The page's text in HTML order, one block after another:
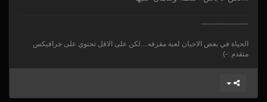
--------------------
الحياة في بعض الاحيان لعبة مقرفه....لكن على الاقل تحتوي على جرافيكس
متقدم :-)